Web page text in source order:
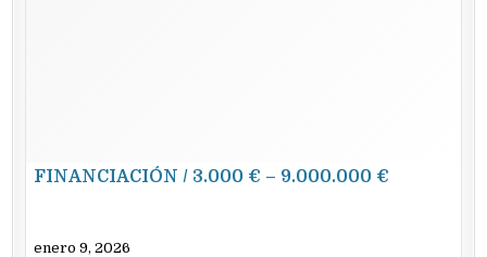
FINANCIACIÓN / 3.000 € – 9.000.000 €
enero 9, 2026